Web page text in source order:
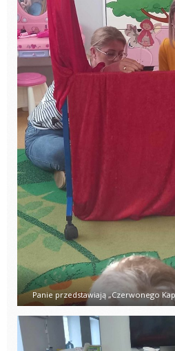
Panie przedstawiają „Czerwonego